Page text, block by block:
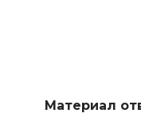
Материал